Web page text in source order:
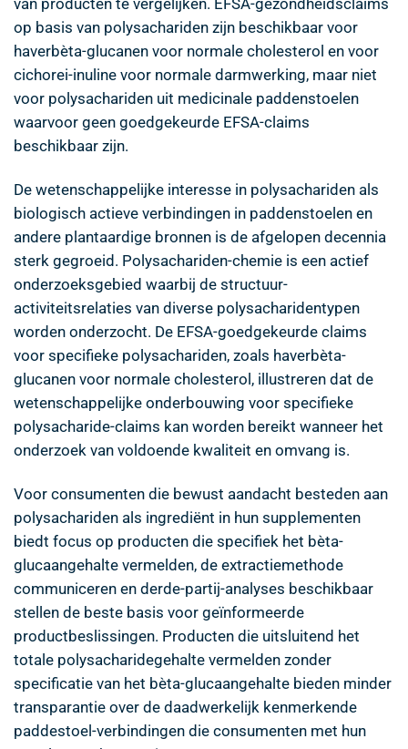
op basis van polysachariden zijn beschikbaar voor
haverbèta-glucanen voor normale cholesterol en voor
cichorei-inuline voor normale darmwerking, maar niet
voor polysachariden uit medicinale paddenstoelen
waarvoor geen goedgekeurde EFSA-claims
beschikbaar zijn.
De wetenschappelijke interesse in polysachariden als
biologisch actieve verbindingen in paddenstoelen en
andere plantaardige bronnen is de afgelopen decennia
sterk gegroeid. Polysachariden-chemie is een actief
onderzoeksgebied waarbij de structuur-
activiteitsrelaties van diverse polysacharidentypen
worden onderzocht. De EFSA-goedgekeurde claims
voor specifieke polysachariden, zoals haverbèta-
glucanen voor normale cholesterol, illustreren dat de
wetenschappelijke onderbouwing voor specifieke
polysacharide-claims kan worden bereikt wanneer het
onderzoek van voldoende kwaliteit en omvang is.
Voor consumenten die bewust aandacht besteden aan
polysachariden als ingrediënt in hun supplementen
biedt focus op producten die specifiek het bèta-
glucaangehalte vermelden, de extractiemethode
communiceren en derde-partij-analyses beschikbaar
stellen de beste basis voor geïnformeerde
productbeslissingen. Producten die uitsluitend het
totale polysacharidegehalte vermelden zonder
specificatie van het bèta-glucaangehalte bieden minder
transparantie over de daadwerkelijk kenmerkende
paddestoel-verbindingen die consumenten met hun